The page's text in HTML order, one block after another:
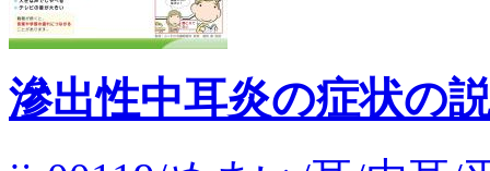
滲出性中耳炎の症状の